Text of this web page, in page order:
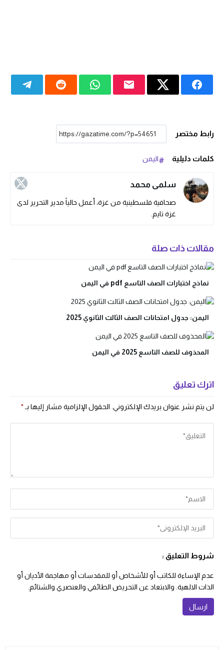
رابط مختصر
كلمات دليلية اليمن
سلمى محمد
صحافية فلسطينية من غزة، أعمل حالياً مدير التحرير لدى
غزة تايم.
مقالات ذات صلة
نماذج اختبارات الصف التاسع pdf في اليمن
اليمن: جدول امتحانات الصف الثالث الثانوي 2025
المحذوف للصف التاسع 2025 في اليمن
اترك تعليق
لن يتم نشر عنوان بريدك الإلكتروني. الحقول الإلزامية مشار إليها بـ *
شروط التعليق :
عدم الإساءة للكاتب أو للأشخاص أو للمقدسات أو مهاجمة الأديان أو
الذات الالهية. والابتعاد عن التحريض الطائفي والعنصري والشتائم.